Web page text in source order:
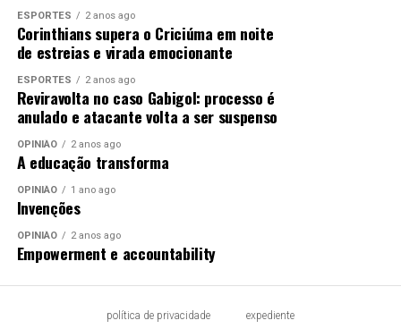
ESPORTES 2 anos ago
Corinthians supera o Criciúma em noite
de estreias e virada emocionante
ESPORTES 2 anos ago
Reviravolta no caso Gabigol: processo é
anulado e atacante volta a ser suspenso
OPINIÃO 2 anos ago
A educação transforma
OPINIÃO 1 ano ago
Invenções
OPINIÃO 2 anos ago
Empowerment e accountability
política de privacidade expediente